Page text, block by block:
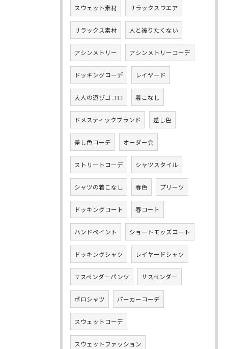
スウェット素材 リラックスウエア
リラックス素材 人と被りたくない
アシンメトリー アシンメトリーコーデ
ドッキングコーデ レイヤード
大人の遊びゴコロ 着こなし
ドメスティックブランド 差し色
差し色コーデ オーダー会
ストリートコーデ シャツスタイル
シャツの着こなし 春色 プリーツ
ドッキングコート 春コート
ハンドペイント ショートモッズコート
ドッキングシャツ レイヤードシャツ
サスペンダーパンツ サスペンダー
ポロシャツ パーカーコーデ
スウェットコーデ
スウェットファッション